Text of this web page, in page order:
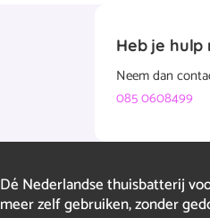
Heb je hulp
Neem dan
085 0608499
Dé Nederlandse thuisbatterij
meer zelf gebruiken, zonder